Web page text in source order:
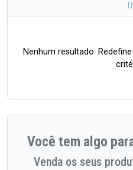
Nenhum resultado.
Você tem algo
Venda os seus